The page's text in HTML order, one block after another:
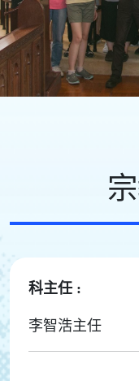
科主任 :
李智浩主任